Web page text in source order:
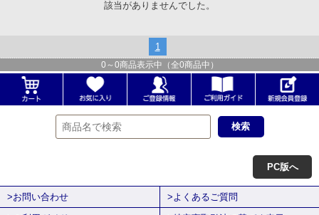
該当がありませんでした。
1
0 ～ 0商品表示中（全0商品中）
PC版へ
>お問い合わせ
>よくあるご質問